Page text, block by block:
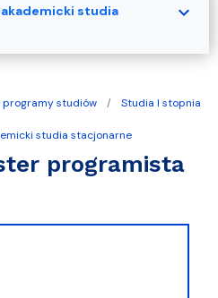
studiów
Studia I stopnia
studia stacjonarne
programista
studia
expand_more